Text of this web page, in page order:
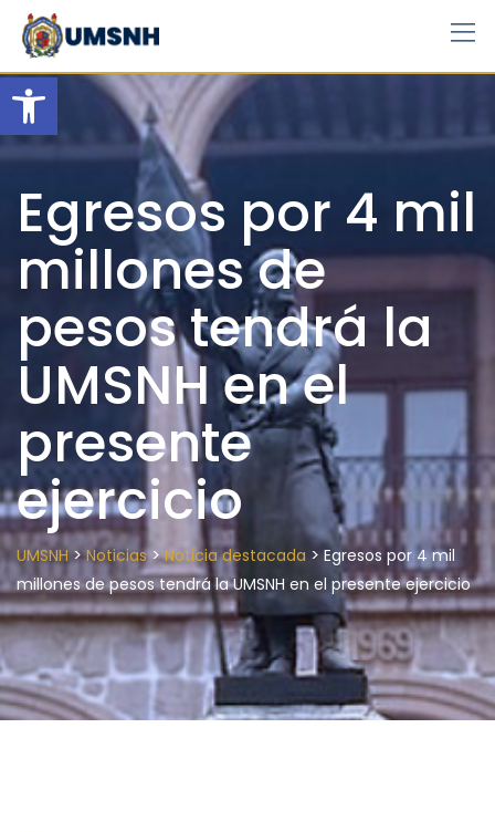
Open toolbar
Skip
content
Egresos por 4 mil
millones de
pesos tendrá la
UMSNH en el
presente
ejercicio
UMSNH>Noticias>Noticia destacada > Egresos por 4 mil
millones de pesos tendrá la UMSNH en el presente ejercicio